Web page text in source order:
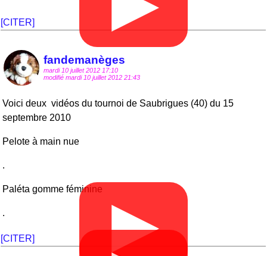
[CITER]
fandemanèges
mardi 10 juillet 2012 17:10
modifié mardi 10 juillet 2012 21:43
Voici deux vidéos du tournoi de Saubrigues (40) du 15
septembre 2010
Pelote à main nue
.
▶
Paléta gomme féminine
.
[CITER]